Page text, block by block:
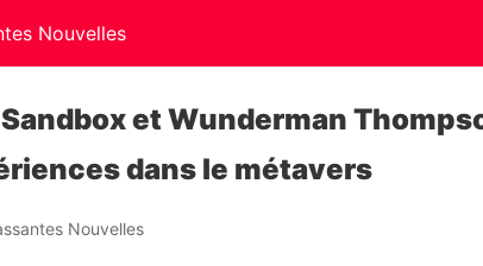
Nouvelles
et Wunderman
dans le métavers
Nouvelles